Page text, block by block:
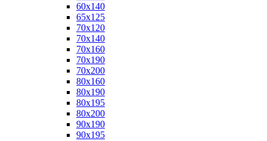
60x140
65x125
70x120
70x140
70x160
70x190
70x200
80x160
80x190
80x195
80x200
90x190
90x195